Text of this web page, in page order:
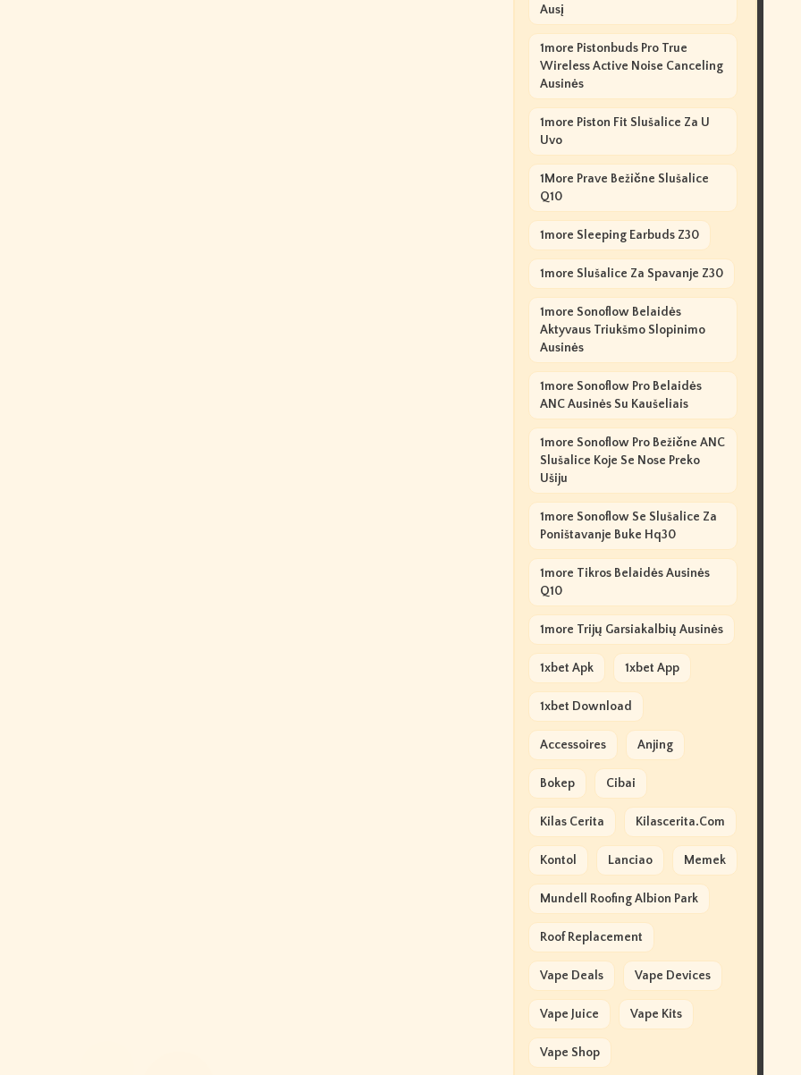
Ausį
1more Pistonbuds Pro True
Wireless Active Noise Canceling
Ausinės
1more Piston Fit Slušalice Za U
Uvo
1More Prave Bežične Slušalice
Q10
1more Sleeping Earbuds Z30
1more Slušalice Za Spavanje Z30
1more Sonoflow Belaidės
Aktyvaus Triukšmo Slopinimo
Ausinės
1more Sonoflow Pro Belaidės
ANC Ausinės Su Kaušeliais
1more Sonoflow Pro Bežične ANC
Slušalice Koje Se Nose Preko
Ušiju
1more Sonoflow Se Slušalice Za
Poništavanje Buke Hq30
1more Tikros Belaidės Ausinės
Q10
1more Trijų Garsiakalbių Ausinės
1xbet Apk 1xbet App
1xbet Download
Accessoires Anjing
Bokep Cibai
Kilas Cerita Kilascerita.com
Kontol Lanciao Memek
Mundell Roofing Albion Park
Roof Replacement
Vape Deals Vape Devices
Vape Juice Vape Kits
Vape Shop